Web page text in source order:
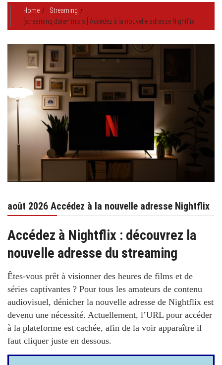
Home
Streaming
[streaming date='mois'] Accédez à la nouvelle adresse Nightflix
août 2026 Accédez à la nouvelle adresse Nightflix
Accédez à Nightflix : découvrez la
nouvelle adresse du streaming
Êtes-vous prêt à visionner des heures de films et de
séries captivantes ? Pour tous les amateurs de contenu
audiovisuel, dénicher la nouvelle adresse de Nightflix est
devenu une nécessité. Actuellement, l’URL pour accéder
à la plateforme est cachée, afin de la voir apparaître il
faut cliquer juste en dessous.